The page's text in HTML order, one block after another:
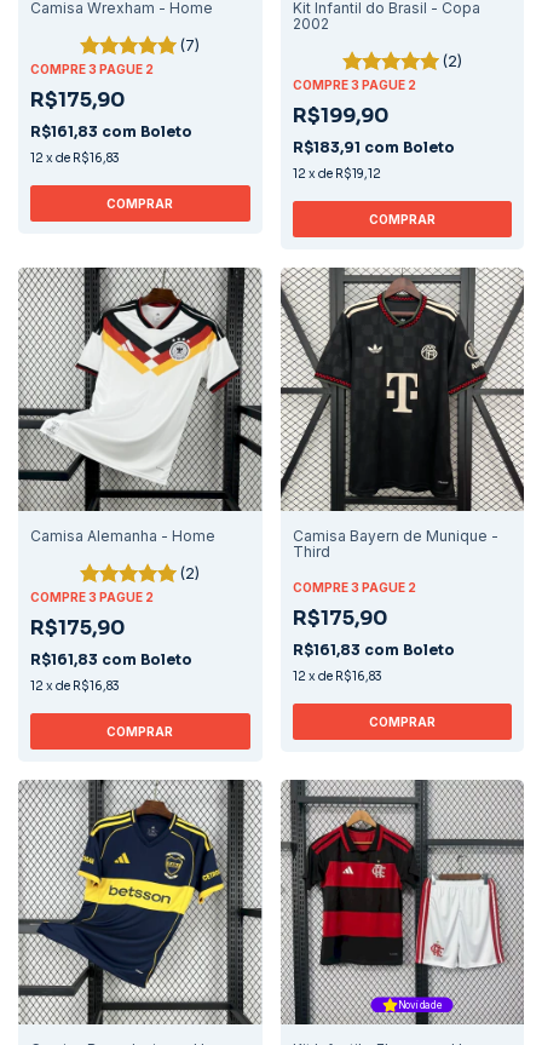
Camisa Wrexham - Home
(7)
COMPRE 3 PAGUE 2
R$175,90
R$161,83 com Boleto
12 x de R$16,83
COMPRAR
Kit Infantil do Brasil - Copa
2002
(2)
COMPRE 3 PAGUE 2
R$199,90
R$183,91 com Boleto
12 x de R$19,12
COMPRAR
Camisa Alemanha - Home
(2)
COMPRE 3 PAGUE 2
R$175,90
R$161,83 com Boleto
12 xde R$16,83
COMPRAR
Camisa Bayern de Munique -
Third
COMPRE 3 PAGUE 2
R$175,90
R$161,83 com Boleto
12 xde R$16,83
COMPRAR
Novidade